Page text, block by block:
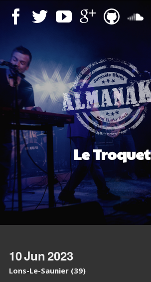
Le Troquet
10Jun2023
Lons-Le-Saunier (39)